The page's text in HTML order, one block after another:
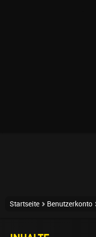
Startseite Benutzerkonto